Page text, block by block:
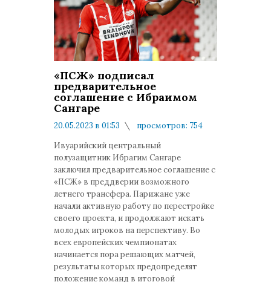
«ПСЖ» подписал
предварительное
соглашение с Ибраимом
Сангаре
20.05.2023 в 01:53
просмотров: 754
Ивуарийский центральный
полузащитник Ибрагим Сангаре
заключил предварительное соглашение с
«ПСЖ» в преддверии возможного
летнего трансфера. Парижане уже
начали активную работу по перестройке
своего проекта, и продолжают искать
молодых игроков на перспективу. Во
всех европейских чемпионатах
начинается пора решающих матчей,
результаты которых предопределят
положение команд в итоговой